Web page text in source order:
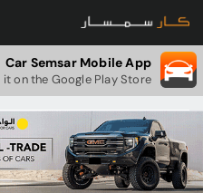
Car Semsar Mobile App
it on the Google Play Store.